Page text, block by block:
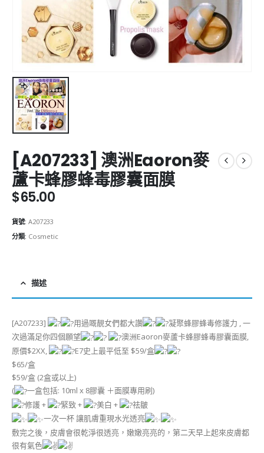
[A207233] 澳洲Eaoron麥
蘆卡蜂膠蜂毒膠囊面膜
$65.00
貨號: A207233
分類: Cosmetic
描述
[A207233] 用過嘅靚女們都大讚
凝聚蜂膠蜂毒修護力 , 一
次過滿足你四個願望
澳洲Eaoron麥蘆卡蜂膠蜂毒膠囊面膜,
原價$2XX,
E7史上最平低至 $59/盒
$65/盒
$59/盒 (2盒或以上)
(
一盒包括: 10ml x 8膠囊 ＋面膜專用刷)
修護 +
緊致 + 美白 +
祛皺
一次一杯 讓肌膚重現水光透亮
敷完之後，皮膚會很乾淨很透亮，嫩嫩亮亮的，第二天早上起來皮膚都
很有氣色